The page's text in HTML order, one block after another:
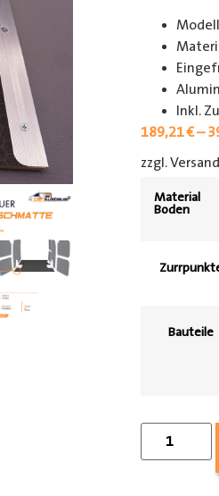
Inkl.
189,21€–
zzgl.
Material
Boden
Bauteile